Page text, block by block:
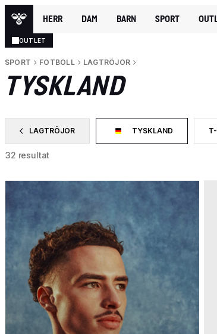
HERR DAM BARN SPORT
OUTLET
SPORT FOTBOLL LAGTRÖJOR
TYSKLAND
LAGTRÖJOR
SORTERA EFTER CATEGORY: LAGTRÖJOR
TYSKLAND
VALD FÖR
32 resultat